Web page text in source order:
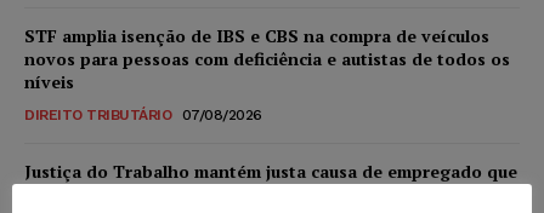
STF amplia isenção de IBS e CBS na compra de veículos
novos para pessoas com deficiência e autistas de todos os
níveis
DIREITO TRIBUTÁRIO 07/08/2026
Justiça do Trabalho mantém justa causa de empregado que